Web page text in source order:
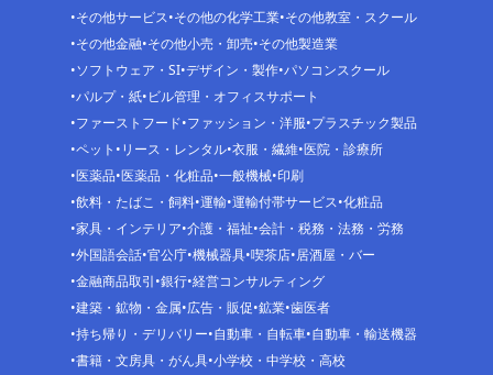
その他サービス その他の化学工業 その他教室・スクール
その他金融 その他小売・卸売 その他製造業
ソフトウェア・SI デザイン・製作 パソコンスクール
パルプ・紙 ビル管理・オフィスサポート
ファーストフード ファッション・洋服 プラスチック製品
ペット リース・レンタル 衣服・繊維 医院・診療所
医薬品 医薬品・化粧品 一般機械 印刷
飲料・たばこ・飼料 運輸 運輸付帯サービス 化粧品
家具・インテリア 介護・福祉 会計・税務・法務・労務
外国語会話 官公庁 機械器具 喫茶店 居酒屋・バー
金融商品取引 銀行 経営コンサルティング
建築・鉱物・金属 広告・販促 鉱業 歯医者
持ち帰り・デリバリー 自動車・自転車 自動車・輸送機器
書籍・文房具・がん具 小学校・中学校・高校